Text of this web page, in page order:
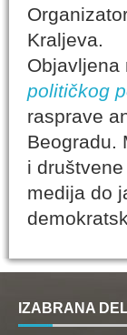
Kraljeva.
političkog
rasprave
Beogradu.
i
medija do
IZABRANA